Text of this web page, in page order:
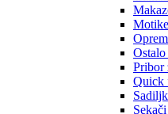
Motike
Ostalo
Pribor
Quick